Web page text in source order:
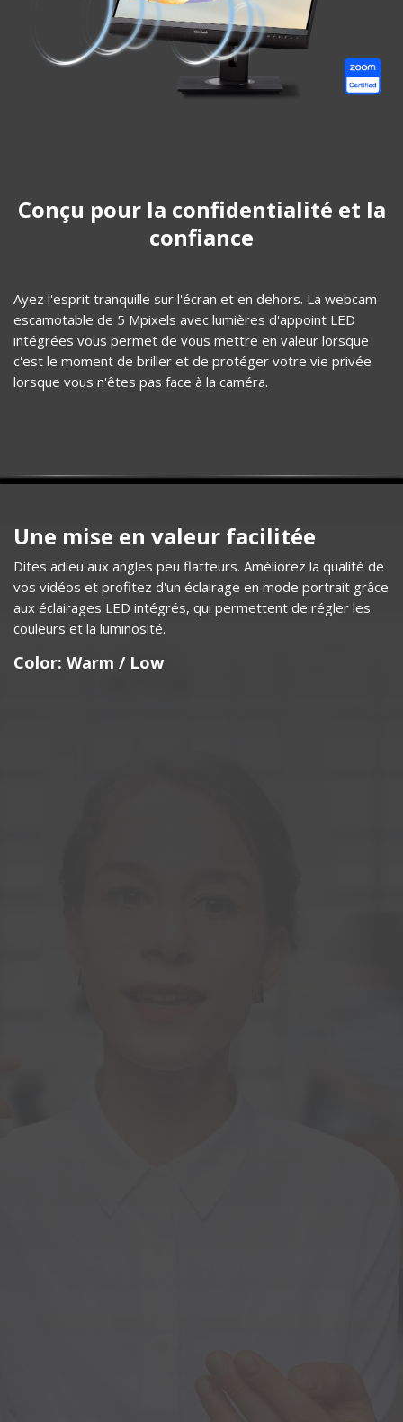
Conçu pour la confidentialité et la
confiance​
Ayez l'esprit tranquille sur l'écran et en dehors. La webcam
escamotable de 5 Mpixels avec lumières d'appoint LED
intégrées vous permet de vous mettre en valeur lorsque
c'est le moment de briller et de protéger votre vie privée
lorsque vous n'êtes pas face à la caméra.
Une mise en valeur facilitée
Dites adieu aux angles peu flatteurs. Améliorez la qualité de
vos vidéos et profitez d'un éclairage en mode portrait grâce
aux éclairages LED intégrés, qui permettent de régler les
couleurs et la luminosité.
Color: Warm / Medium